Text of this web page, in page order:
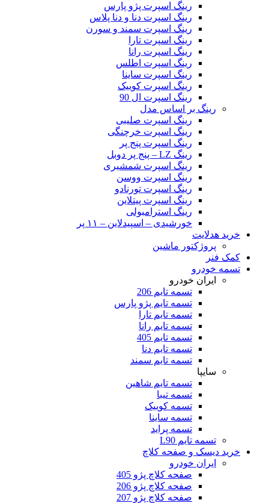
رینگ اسپرت پژو پارس
رینگ اسپرت دنا و دنا پلاس
رینگ اسپرت سمند و سورن
رینگ اسپرت تارا
رینگ اسپرت رانا
رینگ اسپرت اطلس
رینگ اسپرت ساینا
رینگ اسپرت کوییک
رینگ اسپرت ال 90
رینگ بر اساس مدل
رینگ اسپرت صلیبی
رینگ اسپرت خرچنگی
رینگ اسپرت پنج پر
رینگ LZ – پنج پر دوبل
رینگ اسپرت شمشیری
رینگ اسپرت ووسن
رینگ اسپرت تورنادو
رینگ اسپرت پیتلاین
رینگ استرامبولی
خورشیدی – اسپیدلاین – ۱۱ پر
خرید هدلایت
پروژکتور ماشین
کمک فنر
تسمه خودرو
ایران خودرو
تسمه تایم 206
تسمه تایم پژو پارس
تسمه تایم تارا
تسمه تایم رانا
تسمه تایم 405
تسمه تایم دنا
تسمه تایم سمند
سایپا
تسمه تایم شاهین
تسمه تیبا
تسمه کوییک
تسمه ساینا
تسمه پراید
تسمه تایم L90
خرید دیسک و صفحه کلاچ
ایران خودرو
صفحه کلاچ پژو 405
صفحه کلاچ پژو 206
صفحه کلاچ پژو 207